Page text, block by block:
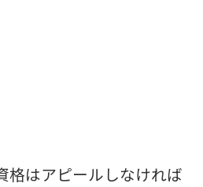
格はアピールしなければ